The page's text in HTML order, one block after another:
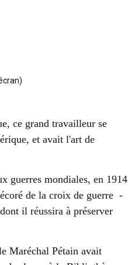
ce grand travailleur se
et avait l'art de
guerres mondiales, en 1914
de la croix de guerre -
il réussira à préserver
Maréchal Pétain avait